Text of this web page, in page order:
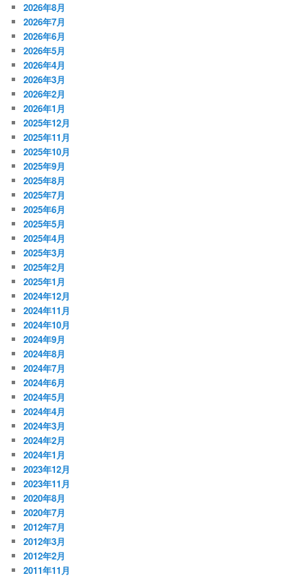
2026年8月
2026年7月
2026年6月
2026年5月
2026年4月
2026年3月
2026年2月
2026年1月
2025年12月
2025年11月
2025年10月
2025年9月
2025年8月
2025年7月
2025年6月
2025年5月
2025年4月
2025年3月
2025年2月
2025年1月
2024年12月
2024年11月
2024年10月
2024年9月
2024年8月
2024年7月
2024年6月
2024年5月
2024年4月
2024年3月
2024年2月
2024年1月
2023年12月
2023年11月
2020年8月
2020年7月
2012年7月
2012年3月
2012年2月
2011年11月